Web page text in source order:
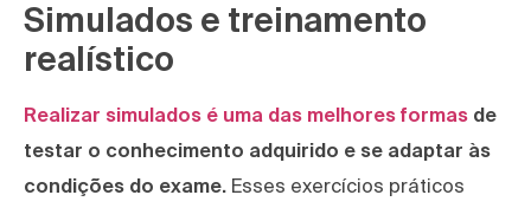
Simulados e treinamento
realístico
Realizar simulados é uma das melhores formas de
testar o conhecimento adquirido e se adaptar às
condições do exame. Esses exercícios práticos